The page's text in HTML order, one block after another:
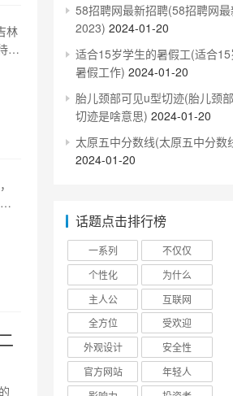
林
着
58招聘网最新招聘(58招聘网
2023) 2024-01-20
适合15岁学生的暑假工(适合
暑假工作) 2024-01-20
胎儿颈部可见u型切迹(胎儿颈
切迹是啥意思) 2024-01-20
太原五中分数线(太原五中分数
2024-01-20
话题点击排行榜
一系列
不仅仅
个性化
为什么
主人公
互联网
全方位
受欢迎
外观设计
安全性
官方网站
年轻人